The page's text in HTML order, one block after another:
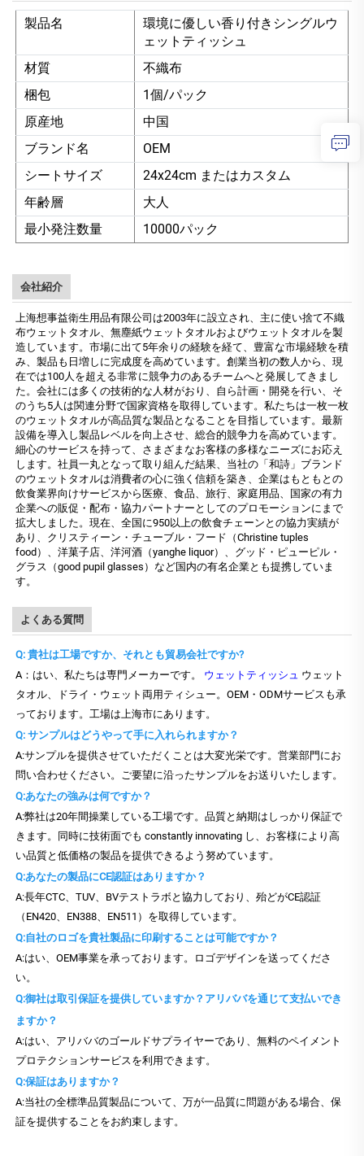
製品名
環境に優しい香り付きシングルウ
ェットティッシュ
材質
不織布
梱包
1個/パック
原産地
中国
ブランド名
OEM
シートサイズ
24x24cm またはカスタム
年齢層
大人
最小発注数量
10000パック
会社紹介
上海想事益衛生用品有限公司は2003年に設立され、主に使い捨て不織
布ウェットタオル、無塵紙ウェットタオルおよびウェットタオルを製
造しています。市場に出て5年余りの経験を経て、豊富な市場経験を積
み、製品も日増しに完成度を高めています。創業当初の数人から、現
在では100人を超える非常に競争力のあるチームへと発展してきまし
た。会社には多くの技術的な人材がおり、自ら計画・開発を行い、そ
のうち5人は関連分野で国家資格を取得しています。私たちは一枚一枚
のウェットタオルが高品質な製品となることを目指しています。最新
設備を導入し製品レベルを向上させ、総合的競争力を高めています。
細心のサービスを持って、さまざまなお客様の多様なニーズにお応え
します。社員一丸となって取り組んだ結果、当社の「和詩」ブランド
のウェットタオルは消費者の心に強く信頼を築き、企業はもともとの
飲食業界向けサービスから医療、食品、旅行、家庭用品、国家の有力
企業への販促・配布・協力パートナーとしてのプロモーションにまで
拡大しました。現在、全国に950以上の飲食チェーンとの協力実績が
あり、クリスティーン・チューブル・フード（Christine tuples
food）、洋菓子店、洋河酒（yanghe liquor）、グッド・ピューピル・
グラス（good pupil glasses）など国内の有名企業とも提携していま
す。
よくある質問
Q: 貴社は工場ですか、それとも貿易会社ですか?
A：はい、私たちは専門メーカーです。 ウェットティッシュ ウェット
タオル、ドライ・ウェット両用ティシュー。OEM・ODMサービスも承
っております。工場は上海市にあります。
Q: サンプルはどうやって手に入れられますか？
A:サンプルを提供させていただくことは大変光栄です。営業部門にお
問い合わせください。ご要望に沿ったサンプルをお送りいたします。
Q:あなたの強みは何ですか？
A:弊社は20年間操業している工場です。品質と納期はしっかり保証で
きます。同時に技術面でも constantly innovating し、お客様により高
い品質と低価格の製品を提供できるよう努めています。
Q:あなたの製品にCE認証はありますか？
A:長年CTC、TUV、BVテストラボと協力しており、殆どがCE認証
（EN420、EN388、EN511）を取得しています。
Q:自社のロゴを貴社製品に印刷することは可能ですか？
A:はい、OEM事業を承っております。ロゴデザインを送ってくださ
い。
Q:御社は取引保証を提供していますか？アリババを通じて支払いでき
ますか？
A:はい、アリババのゴールドサプライヤーであり、無料のペイメント
プロテクションサービスを利用できます。
Q:保証はありますか？
A:当社の全標準品質製品について、万が一品質に問題がある場合、保
証を提供することをお約束します。